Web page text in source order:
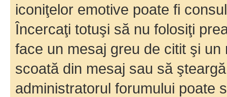
iconiţelor emotive poate fi
Încercaţi totuşi să nu folosiţi
face un mesaj greu de citit şi
scoată din mesaj sau să
administratorul forumului poate